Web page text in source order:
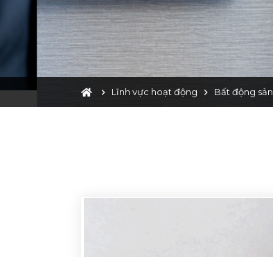
Lĩnh vực hoạt động Bất động sản